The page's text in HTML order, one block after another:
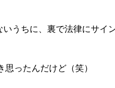
うちに、裏で法律にサイ
ったんだけど（笑）